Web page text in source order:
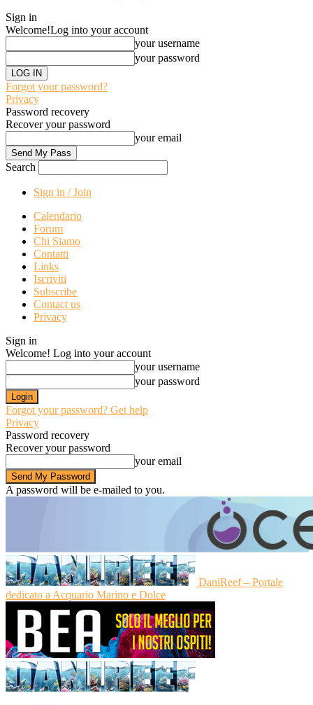
Sign in
Welcome!Log into your account
your username
your password
Forgot your password?
Privacy
Password recovery
Recover your password
your email
Search
Sign in / Join
Calendario
Forum
Chi Siamo
Contatti
Links
Iscriviti
Subscribe
Contact us
Privacy
Sign in
Welcome! Log into your account
your username
your password
Forgot your password? Get help
Privacy
Password recovery
Recover your password
your email
A password will be e-mailed to you.
DaniReef – Portale
dedicato a Acquario Marino e Dolce